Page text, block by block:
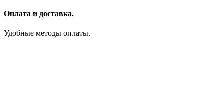
Оплата и доставка.
Удобные методы оплаты.